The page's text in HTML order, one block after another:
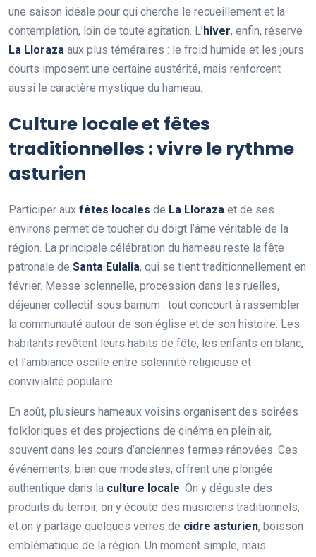
une saison idéale pour qui cherche le recueillement et la
contemplation, loin de toute agitation. L’hiver, enfin, réserve
La Lloraza aux plus téméraires : le froid humide et les jours
courts imposent une certaine austérité, mais renforcent
aussi le caractère mystique du hameau.
Culture locale et fêtes
traditionnelles : vivre le rythme
asturien
Participer aux fêtes locales de La Lloraza et de ses
environs permet de toucher du doigt l’âme véritable de la
région. La principale célébration du hameau reste la fête
patronale de Santa Eulalia, qui se tient traditionnellement en
février. Messe solennelle, procession dans les ruelles,
déjeuner collectif sous barnum : tout concourt à rassembler
la communauté autour de son église et de son histoire. Les
habitants revêtent leurs habits de fête, les enfants en blanc,
et l’ambiance oscille entre solennité religieuse et
convivialité populaire.
En août, plusieurs hameaux voisins organisent des soirées
folkloriques et des projections de cinéma en plein air,
souvent dans les cours d’anciennes fermes rénovées. Ces
événements, bien que modestes, offrent une plongée
authentique dans la culture locale. On y déguste des
produits du terroir, on y écoute des musiciens traditionnels,
et on y partage quelques verres de cidre asturien, boisson
emblématique de la région. Un moment simple, mais